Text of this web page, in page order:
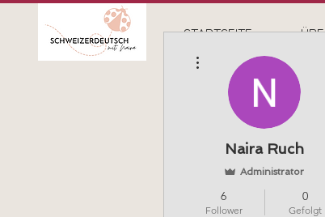
STARTSEITE
Naira Ruch
Administrator
6
Follower
0
Gefolgt